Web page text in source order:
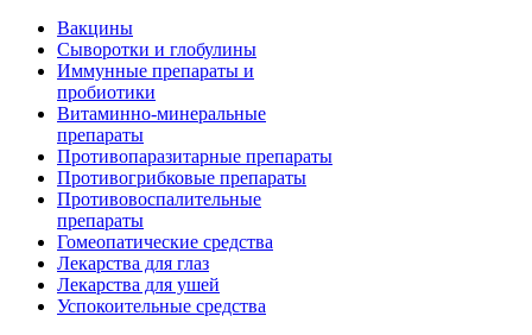
Вакцины
Сыворотки и глобулины
Иммунные препараты и
пробиотики
Витаминно-минеральные
препараты
Противопаразитарные препараты
Противогрибковые препараты
Противовоспалительные
препараты
Гомеопатические средства
Лекарства для глаз
Лекарства для ушей
Успокоительные средства